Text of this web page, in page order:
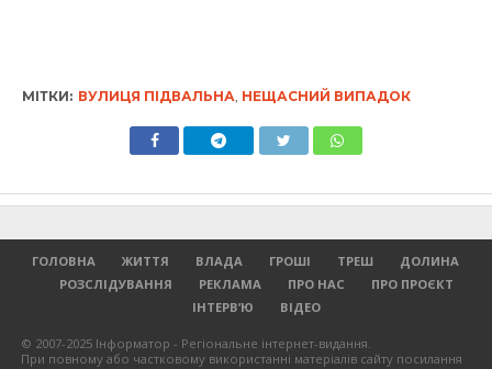
МІТКИ: ВУЛИЦЯ ПІДВАЛЬНА НЕЩАСНИЙ ВИПАДОК
ГОЛОВНА ЖИТТЯ ВЛАДА ГРОШІ ТРЕШ
ДОЛИНА
РОЗСЛІДУВАННЯ
РЕКЛАМА ПРО НАС
ПРО ПРОЄКТ
ІНТЕРВ’Ю
ВІДЕО
© 2007-2025 Інформатор - Регіональне інтернет-видання.
При повному або частковому використанні матеріалів сайту посилання